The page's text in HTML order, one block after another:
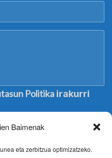
Baimenak
eta zerbitzua optimizatzeko.
Politika irakurri